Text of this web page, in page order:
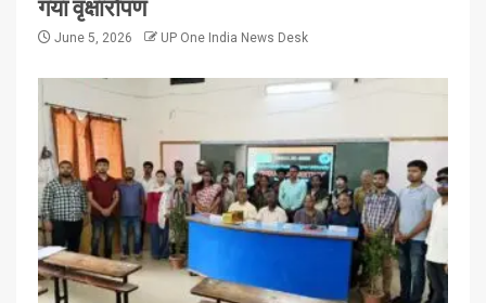
गया वृक्षारोपण
June 5, 2026 UP One India News Desk